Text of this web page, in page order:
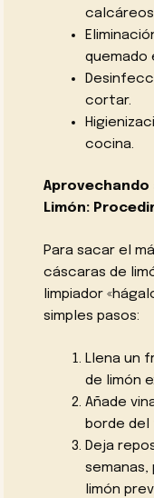
quemado
cortar.
cocina.
Aprovechando
Limón:
Para sacar el
cáscaras de
limpiador
simples pasos:
Llena un
de limón
Añade
borde del
Deja
semanas,
limón